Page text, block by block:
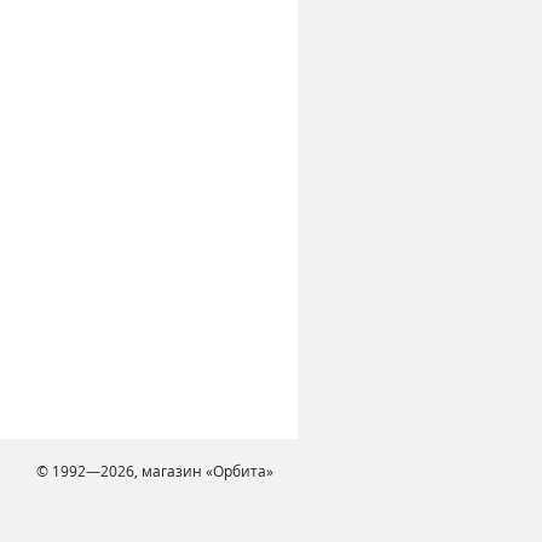
© 1992—2026, магазин «Орбита»